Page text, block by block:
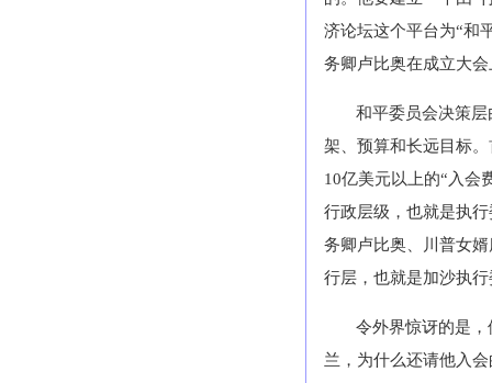
济论坛这个平台为“和
务卿卢比奥在成立大
和平委员会决策
架、预算和长远目标
10亿美元以上的“入会
行政层级，也就是执
务卿卢比奥、川普女
行层，也就是加沙执
令外界惊讶的是
兰，为什么还请他入